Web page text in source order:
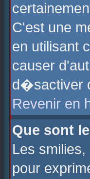
C'est une
en utilisant
causer
d�sactiver
Revenir en
Que sont
Les
pour